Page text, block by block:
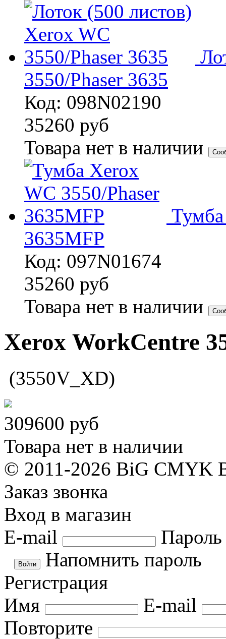
3550/Phaser 3635
Код: 098N02190
35260 руб
Товара нет в наличии
3635MFP
Код: 097N01674
35260 руб
Товара нет в наличии
Xerox WorkCentre
(3550V_XD)
309600 руб
Товара нет в наличии
© 2011-2026 BiG CMYK
Заказ звонка
Вход в магазин
E-mail
Пароль
Напомнить пароль
Регистрация
Имя
E-mail
Повторите